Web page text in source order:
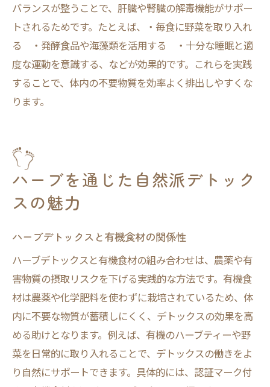
バランスが整うことで、肝臓や腎臓の解毒機能がサポー
トされるためです。たとえば、・毎食に野菜を取り入れ
る ・発酵食品や海藻類を活用する ・十分な睡眠と適
度な運動を意識する、などが効果的です。これらを実践
することで、体内の不要物質を効率よく排出しやすくな
ります。
ハーブを通じた自然派デトック
スの魅力
ハーブデトックスと有機食材の関係性
ハーブデトックスと有機食材の組み合わせは、農薬や有
害物質の摂取リスクを下げる実践的な方法です。有機食
材は農薬や化学肥料を使わずに栽培されているため、体
内に不要な物質が蓄積しにくく、デトックスの効果を高
める助けとなります。例えば、有機のハーブティーや野
菜を日常的に取り入れることで、デトックスの働きをよ
り自然にサポートできます。具体的には、認証マーク付